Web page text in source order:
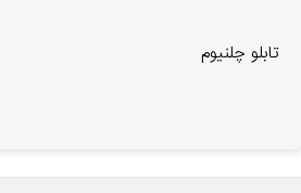
تابلو چلنيوم